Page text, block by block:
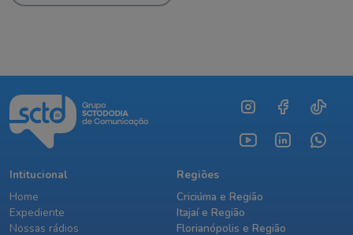
Intitucional
Home
Expediente
Nossas rádios
Regiões
Criciúma e Região
Itajaí e Região
Florianópolis e Região